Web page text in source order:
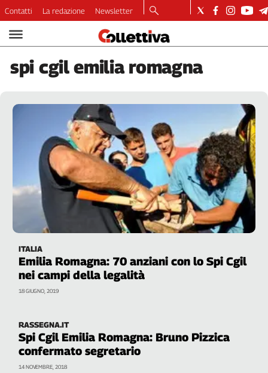
Video
Podcast
Dirette
Ambiente
Italia
Internazionale
Culture
Categorie
Filcams
Filctem
Filt
Fiom
Fisac
Flai
Contatti La redazione Newsletter
spi cgil emilia romagna
ITALIA
Emilia Romagna: 70 anziani con lo Spi Cgil
nei campi della legalità
18 GIUGNO, 2019
RASSEGNA.IT
Spi Cgil Emilia Romagna: Bruno Pizzica
confermato segretario
14 NOVEMBRE, 2018